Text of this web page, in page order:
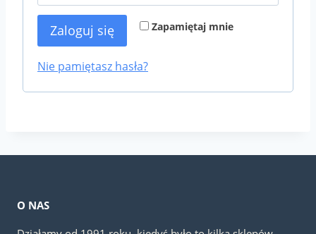
m
a
Zapamiętaj mnie
Zaloguj się
Nie pamiętasz hasła?
O NAS